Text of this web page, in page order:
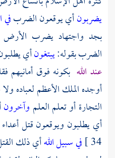
يضربونأي يوقعون الضرب
بجد واجتهاد يضرب الأرض
الضرب بقوله:يبتغونأي
عند الله بكونه فوق أمانيهم
أوجده الملك الأعظم لعباده
التجارة أو تعلم العلم وآخرون
أي يطلبون ويوقعون قتل أعداء
34 ] في سبيل اللهأي ذلك